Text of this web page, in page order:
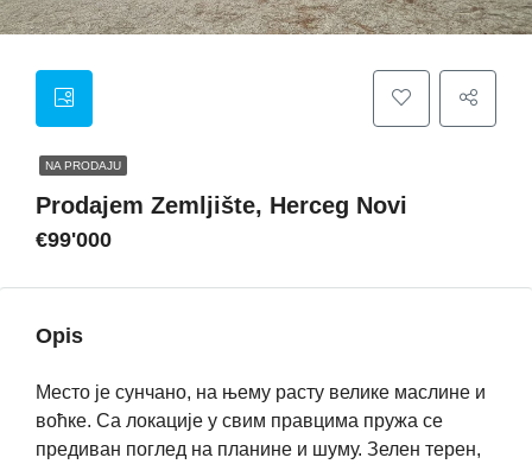
NA PRODAJU
Prodajem Zemljište, Herceg Novi
€99'000
Opis
Место је сунчано, на њему расту велике маслине и
воћке. Са локације у свим правцима пружа се
предиван поглед на планине и шуму. Зелен терен,